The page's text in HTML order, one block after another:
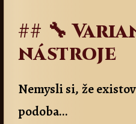
## 🔧
nástroje
Nemysli si, že
podoba…